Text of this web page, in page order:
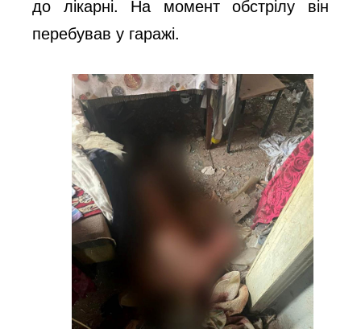
до лікарні. На момент обстрілу він
перебував у гаражі.